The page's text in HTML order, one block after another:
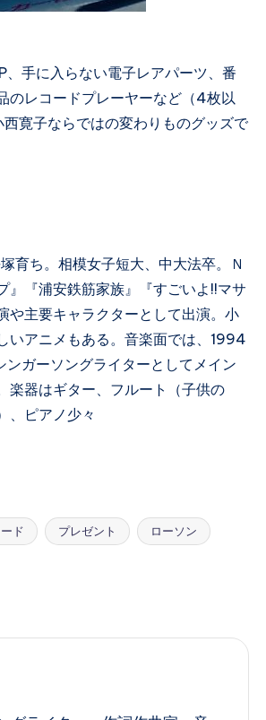
手に入らない電子レアパーツ、番
のレコードプレーヤーなど（4枚以
寛子ならではの変わりものグッズで
育ち。相模女子短大、中大法卒。Ｎ
』『浦安鉄筋家族』『すごいよ!!マサ
や主要キャラクターとして出演。小
いアニメもある。音楽面では、1994
ガーソングライターとしてメイン
楽器はギター、フルート（子供の
、ピアノ少々
ド プレゼント ローソン